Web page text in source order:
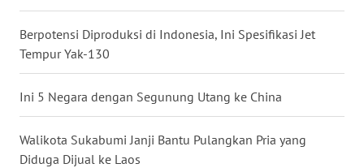
Berpotensi Diproduksi di Indonesia, Ini Spesifikasi Jet
Tempur Yak-130
Ini 5 Negara dengan Segunung Utang ke China
Walikota Sukabumi Janji Bantu Pulangkan Pria yang
Diduga Dijual ke Laos
WN
SULTRA